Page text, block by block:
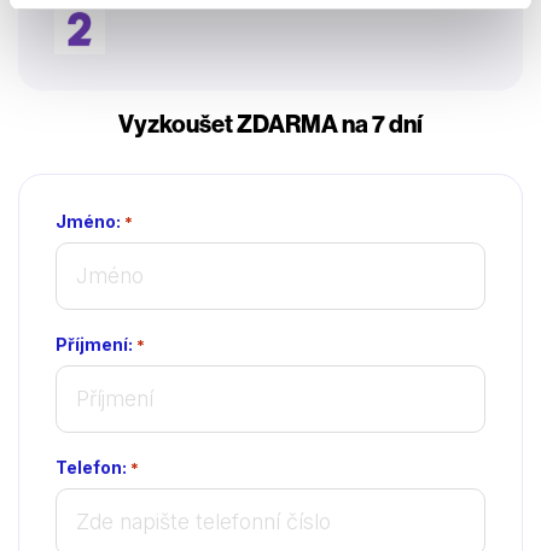
Vyzkoušet ZDARMA na 7 dní
Jméno: *
Příjmení: *
Telefon: *